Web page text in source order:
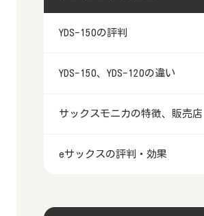
YDS-150の評判
YDS-150、YDS-120の違い
サックスモニカの特徴、販売店
eサックスの評判・効果